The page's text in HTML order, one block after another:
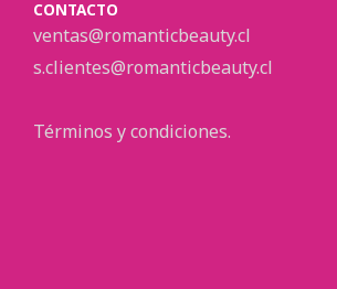
CONTACTO
ventas@romanticbeauty.cl
s.clientes@romanticbeauty.cl
Términos y condiciones.